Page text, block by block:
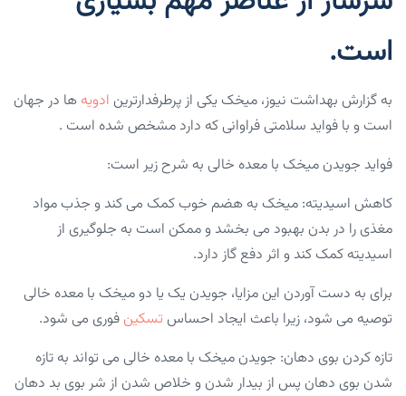
است.
به گزارش بهداشت نیوز، میخک یکی از پرطرفدارترین ادویه ها در جهان
است و با فواید سلامتی فراوانی که دارد مشخص شده است .
فواید جویدن میخک با معده خالی به شرح زیر است:
کاهش اسیدیته: میخک به هضم خوب کمک می کند و جذب مواد
مغذی را در بدن بهبود می بخشد و ممکن است به جلوگیری از
اسیدیته کمک کند و اثر دفع گاز دارد.
برای به دست آوردن این مزایا، جویدن یک یا دو میخک با معده خالی
توصیه می شود، زیرا باعث ایجاد احساس تسکین فوری می شود.
تازه کردن بوی دهان: جویدن میخک با معده خالی می تواند به تازه
شدن بوی دهان پس از بیدار شدن و خلاص شدن از شر بوی بد دهان